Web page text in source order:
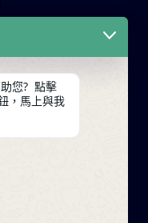
您? 點擊
，馬上與我